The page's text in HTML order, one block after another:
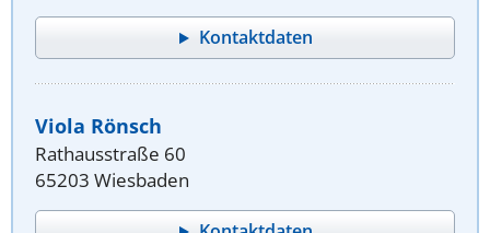
Kontaktdaten
Viola Rönsch
Rathausstraße 60
65203 Wiesbaden